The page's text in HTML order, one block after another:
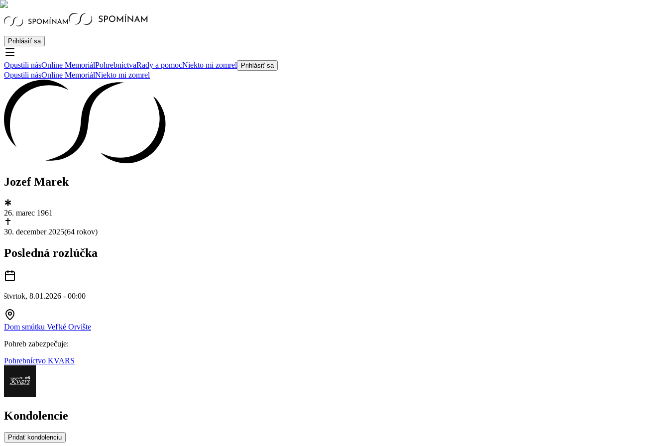
Prihlásiť sa
Opustili násOnline MemoriálPohrebníctvaRady a pomocNiekto mi zomrel Prihlásiť sa
Opustili násOnline MemoriálNiekto mi zomrel
Jozef Marek
26. marec 1961
30. december 2025(64 rokov)
Posledná rozlúčka
štvrtok, 8.01.2026 - 00:00
Dom smútku Veľké Orvište
Pohreb zabezpečuje:
Pohrebníctvo KVARS
Kondolencie
Pridať kondolenciu